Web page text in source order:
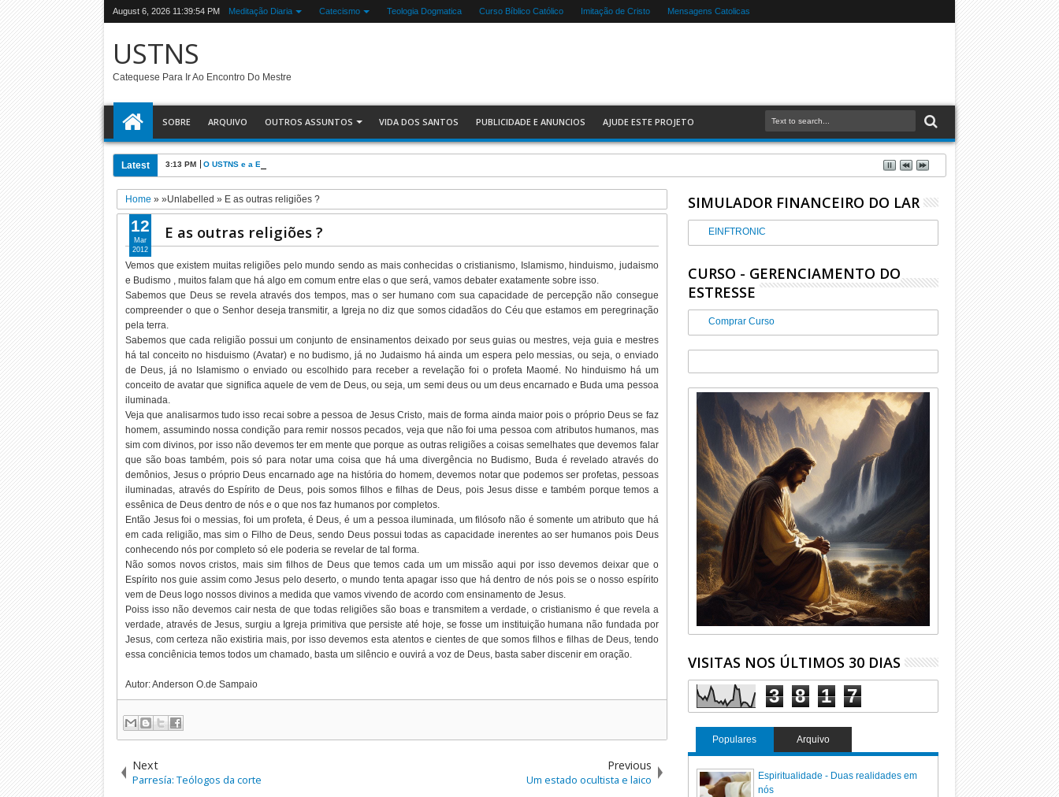
August 6, 2026 11:39:55 PM Meditação Diaria Catecismo Teologia Dogmatica Curso Bíblico Católico Imitação de Cristo Mensagens Catolicas
USTNS
Catequese Para Ir Ao Encontro Do Mestre
SOBRE ARQUIVO OUTROS ASSUNTOS VIDA DOS SANTOS PUBLICIDADE E ANUNCIOS AJUDE ESTE PROJETO
Latest 3:13 PM O USTNS e a Eucaristia
Home » »Unlabelled » E as outras religiões ?
E as outras religiões ?
Vemos que existem muitas religiões pelo mundo sendo as mais conhecidas o cristianismo, Islamismo, hinduismo, judaismo
e Budismo , muitos falam que há algo em comum entre elas o que será, vamos debater exatamente sobre isso.
Sabemos que Deus se revela através dos tempos, mas o ser humano com sua capacidade de percepção não consegue
compreender o que o Senhor deseja transmitir, a Igreja no diz que somos cidadãos do Céu que estamos em peregrinação
pela terra.
Sabemos que cada religião possui um conjunto de ensinamentos deixado por seus guias ou mestres, veja guia e mestres
há tal conceito no hisduismo (Avatar) e no budismo, já no Judaismo há ainda um espera pelo messias, ou seja, o enviado
de Deus, já no Islamismo o enviado ou escolhido para receber a revelação foi o profeta Maomé. No hinduismo há um
conceito de avatar que significa aquele de vem de Deus, ou seja, um semi deus ou um deus encarnado e Buda uma pessoa
iluminada.
Veja que analisarmos tudo isso recai sobre a pessoa de Jesus Cristo, mais de forma ainda maior pois o próprio Deus se faz
homem, assumindo nossa condição para remir nossos pecados, veja que não foi uma pessoa com atributos humanos, mas
sim com divinos, por isso não devemos ter em mente que porque as outras religiões a coisas semelhates que devemos falar
que são boas também, pois só para notar uma coisa que há uma divergência no Budismo, Buda é revelado através do
demônios, Jesus o próprio Deus encarnado age na história do homem, devemos notar que podemos ser profetas, pessoas
iluminadas, através do Espírito de Deus, pois somos filhos e filhas de Deus, pois Jesus disse e também porque temos a
essênica de Deus dentro de nós e o que nos faz humanos por completos.
Então Jesus foi o messias, foi um profeta, é Deus, é um a pessoa iluminada, um filósofo não é somente um atributo que há
em cada religião, mas sim o Filho de Deus, sendo Deus possui todas as capacidade inerentes ao ser humanos pois Deus
conhecendo nós por completo só ele poderia se revelar de tal forma.
Não somos novos cristos, mais sim filhos de Deus que temos cada um um missão aqui por isso devemos deixar que o
Espírito nos guie assim como Jesus pelo deserto, o mundo tenta apagar isso que há dentro de nós pois se o nosso espírito
vem de Deus logo nossos divinos a medida que vamos vivendo de acordo com ensinamento de Jesus.
Poiss isso não devemos cair nesta de que todas religiões são boas e transmitem a verdade, o cristianismo é que revela a
verdade, através de Jesus, surgiu a Igreja primitiva que persiste até hoje, se fosse um instituição humana não fundada por
Jesus, com certeza não existiria mais, por isso devemos esta atentos e cientes de que somos filhos e filhas de Deus, tendo
essa conciênicia temos todos um chamado, basta um silêncio e ouvirá a voz de Deus, basta saber discenir em oração.
Autor: Anderson O.de Sampaio
12
Mar
2012
Next
Parresía: Teólogos da corte
Previous
Um estado ocultista e laico
SIMULADOR FINANCEIRO DO LAR
EINFTRONIC
CURSO - GERENCIAMENTO DO
ESTRESSE
Comprar Curso
VISITAS NOS ÚLTIMOS 30 DIAS
3 8 1 7
Populares Arquivo
Espiritualidade - Duas realidades em
nós